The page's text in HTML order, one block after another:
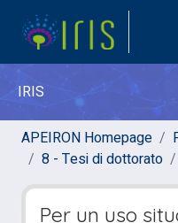
IRIS
APEIRON Homepage
8 - Tesi di dottorato
Per un uso